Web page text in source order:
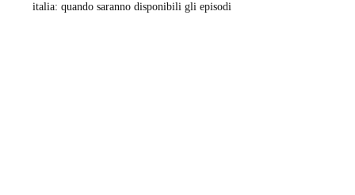
italia: quando saranno disponibili gli episodi